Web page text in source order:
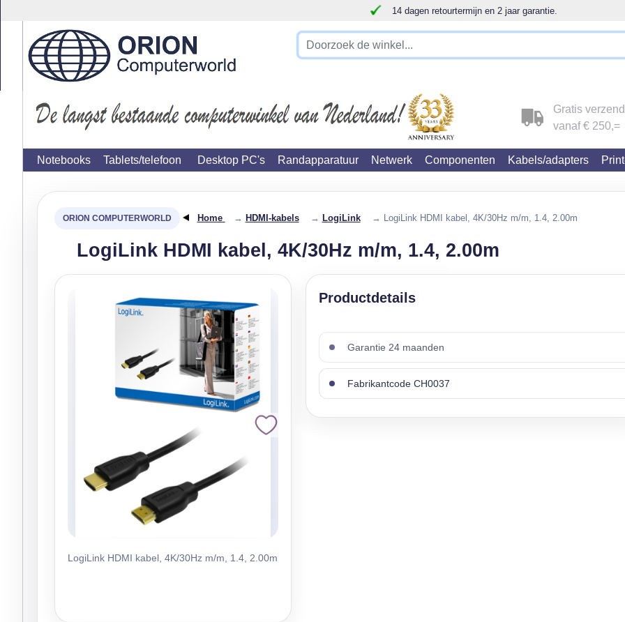
14 dagen retourtermijn en 2 jaar garantie.
!!!!! LET OP!!! WIJ ZIJN VERHUISD !!!!!
Gratis
vanaf € 250,=
Notebooks Tablets/telefoon Desktop PC's Randapparatuur Netwerk Componenten Kabels/adapters
Home → HDMI-kabels → LogiLink → LogiLink HDMI kabel, 4K/30Hz m/m, 1.4, 2.00m
LogiLink HDMI kabel, 4K/30Hz m/m, 1.4, 2.00m
LogiLink HDMI kabel, 4K/30Hz m/m, 1.4, 2.00m
Garantie 24 maanden
Fabrikantcode CH0037